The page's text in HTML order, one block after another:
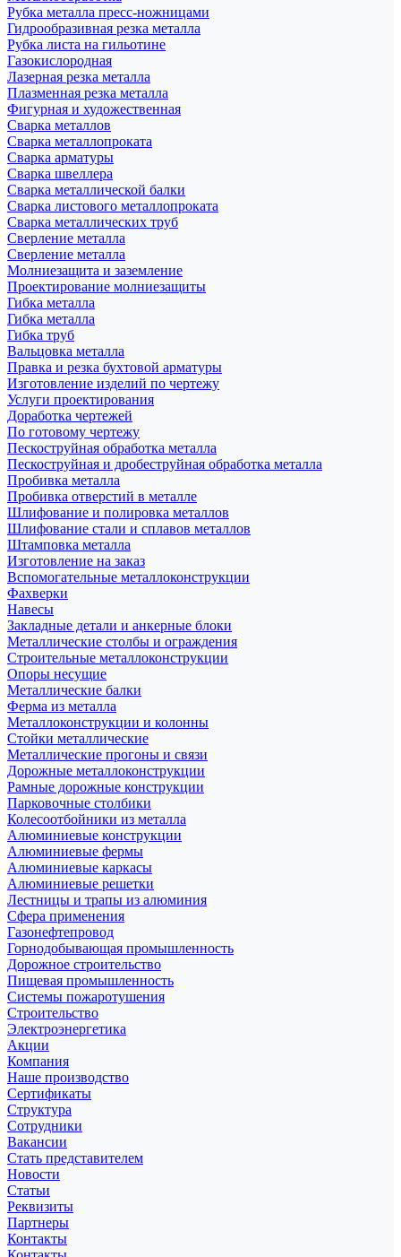
Рубка металла пресс-ножницами
Гидрообразивная резка металла
Рубка листа на гильотине
Газокислородная
Лазерная резка металла
Плазменная резка металла
Фигурная и художественная
Сварка металлов
Сварка металлопроката
Сварка арматуры
Сварка швеллера
Сварка металлической балки
Сварка листового металлопроката
Сварка металлических труб
Сверление металла
Сверление металла
Молниезащита и заземление
Проектирование молниезащиты
Гибка металла
Гибка металла
Гибка труб
Вальцовка металла
Правка и резка бухтовой арматуры
Изготовление изделий по чертежу
Услуги проектирования
Доработка чертежей
По готовому чертежу
Пескоструйная обработка металла
Пескоструйная и дробеструйная обработка металла
Пробивка металла
Пробивка отверстий в металле
Шлифование и полировка металлов
Шлифование стали и сплавов металлов
Штамповка металла
Изготовление на заказ
Вспомогательные металлоконструкции
Фахверки
Навесы
Закладные детали и анкерные блоки
Металлические столбы и ограждения
Строительные металлоконструкции
Опоры несущие
Металлические балки
Ферма из металла
Металлоконструкции и колонны
Стойки металлические
Металлические прогоны и связи
Дорожные металлоконструкции
Рамные дорожные конструкции
Парковочные столбики
Колесоотбойники из металла
Алюминиевые конструкции
Алюминиевые фермы
Алюминиевые каркасы
Алюминиевые решетки
Лестницы и трапы из алюминия
Сфера применения
Газонефтепровод
Горнодобывающая промышленность
Дорожное строительство
Пищевая промышленность
Системы пожаротушения
Строительство
Электроэнергетика
Акции
Компания
Наше производство
Сертификаты
Структура
Сотрудники
Вакансии
Стать представителем
Новости
Статьи
Реквизиты
Партнеры
Контакты